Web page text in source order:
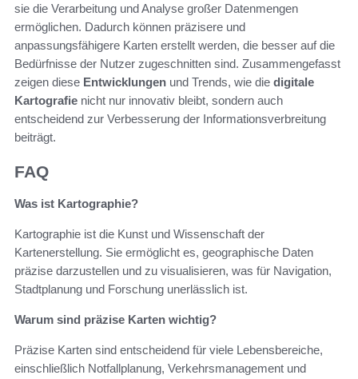
sie die Verarbeitung und Analyse großer Datenmengen
ermöglichen. Dadurch können präzisere und
anpassungsfähigere Karten erstellt werden, die besser auf die
Bedürfnisse der Nutzer zugeschnitten sind. Zusammengefasst
zeigen diese Entwicklungen und Trends, wie die digitale
Kartografie nicht nur innovativ bleibt, sondern auch
entscheidend zur Verbesserung der Informationsverbreitung
beiträgt.
FAQ
Was ist Kartographie?
Kartographie ist die Kunst und Wissenschaft der
Kartenerstellung. Sie ermöglicht es, geographische Daten
präzise darzustellen und zu visualisieren, was für Navigation,
Stadtplanung und Forschung unerlässlich ist.
Warum sind präzise Karten wichtig?
Präzise Karten sind entscheidend für viele Lebensbereiche,
einschließlich Notfallplanung, Verkehrsmanagement und